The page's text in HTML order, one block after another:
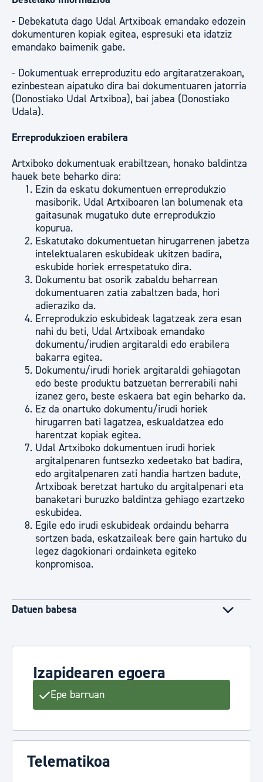
- Debekatuta dago Udal Artxiboak emandako edozein
dokumenturen kopiak egitea, espresuki eta idatziz
emandako baimenik gabe.
- Dokumentuak erreproduzitu edo argitaratzerakoan,
ezinbestean aipatuko dira bai dokumentuaren jatorria
(Donostiako Udal Artxiboa), bai jabea (Donostiako
Udala).
Erreprodukzioen erabilera
Artxiboko dokumentuak erabiltzean, honako baldintza
hauek bete beharko dira:
Ezin da eskatu dokumentuen erreprodukzio
masiborik. Udal Artxiboaren lan bolumenak eta
gaitasunak mugatuko dute erreprodukzio
kopurua.
Eskatutako dokumentuetan hirugarrenen jabetza
intelektualaren eskubideak ukitzen badira,
eskubide horiek errespetatuko dira.
Dokumentu bat osorik zabaldu beharrean
dokumentuaren zatia zabaltzen bada, hori
adieraziko da.
Erreprodukzio eskubideak lagatzeak zera esan
nahi du beti, Udal Artxiboak emandako
dokumentu/irudien argitaraldi edo erabilera
bakarra egitea.
Dokumentu/irudi horiek argitaraldi gehiagotan
edo beste produktu batzuetan berrerabili nahi
izanez gero, beste eskaera bat egin beharko da.
Ez da onartuko dokumentu/irudi horiek
hirugarren bati lagatzea, eskualdatzea edo
harentzat kopiak egitea.
Udal Artxiboko dokumentuen irudi horiek
argitalpenaren funtsezko xedeetako bat badira,
edo argitalpenaren zati handia hartzen badute,
Artxiboak beretzat hartuko du argitalpenari eta
banaketari buruzko baldintza gehiago ezartzeko
eskubidea.
Egile edo irudi eskubideak ordaindu beharra
sortzen bada, eskatzaileak bere gain hartuko du
legez dagokionari ordainketa egiteko
konpromisoa.
Datuen babesa
Izapidearen egoera
Epe barruan
Telematikoa